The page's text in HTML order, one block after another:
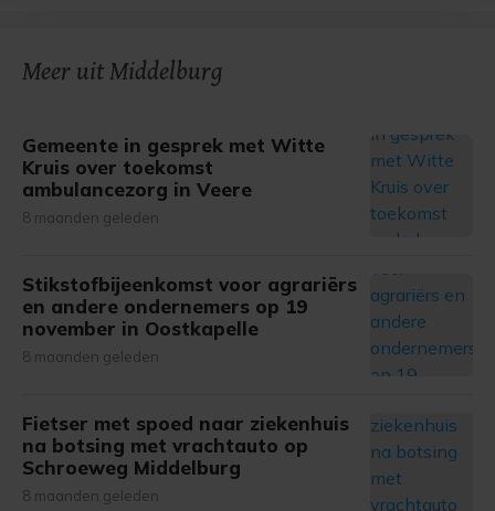
gemaakte keuze altijd wijzigen of intrekken.
Meer uit Middelburg
Gemeente in gesprek met Witte
Kruis over toekomst
ambulancezorg in Veere
8 maanden geleden
Stikstofbijeenkomst voor agrariërs
en andere ondernemers op 19
november in Oostkapelle
8 maanden geleden
Fietser met spoed naar ziekenhuis
na botsing met vrachtauto op
Schroeweg Middelburg
8 maanden geleden